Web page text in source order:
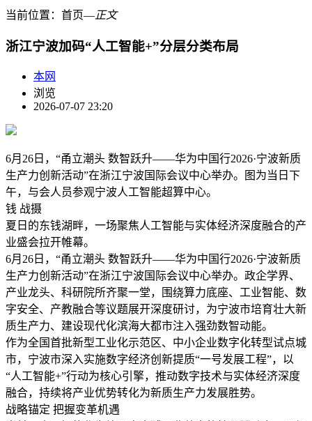
当前位置： 首页―正文
浙江宁波加码“人工智能+”分层分类布局
本网
浏览
2026-07-07 23:20
6月26日，“甬立潮头 数智跃升——华为中国行2026·宁波新质
生产力创新活动”在浙江宁波国际会议中心举办。图为当日下
午，与会人员参观宁波人工智能超算中心。
钱 战摄
夏日的东钱湖畔，一场聚焦人工智能与实体经济深度融合的产
业盛会拉开帷幕。
6月26日，“甬立潮头 数智跃升——华为中国行2026·宁波新质
生产力创新活动”在浙江宁波国际会议中心举办。政企学界、
产业龙头、科研院所齐聚一堂，围绕算力底座、工业智能、数
字安全、产教融合等议题展开深度研讨，为宁波市培育壮大新
质生产力、建设现代化滨海大都市注入强劲数智动能。
作为全国首批新型工业化示范区、中小企业数字化转型试点城
市，宁波市深入实施数字经济创新提质“一号发展工程”，以
“人工智能+”行动为核心引擎，推动数字技术与实体经济深度
融合，持续将产业优势转化为新质生产力发展胜势。
战略锚定 把握变革机遇